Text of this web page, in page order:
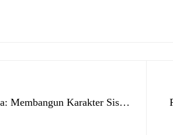
Membangun Karakter Siswa